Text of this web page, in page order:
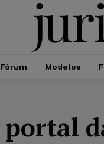
Fórum Modelos
portal